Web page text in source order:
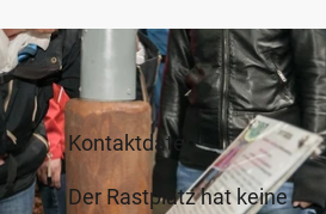
Kontaktdaten
Der Rastplatz hat keine